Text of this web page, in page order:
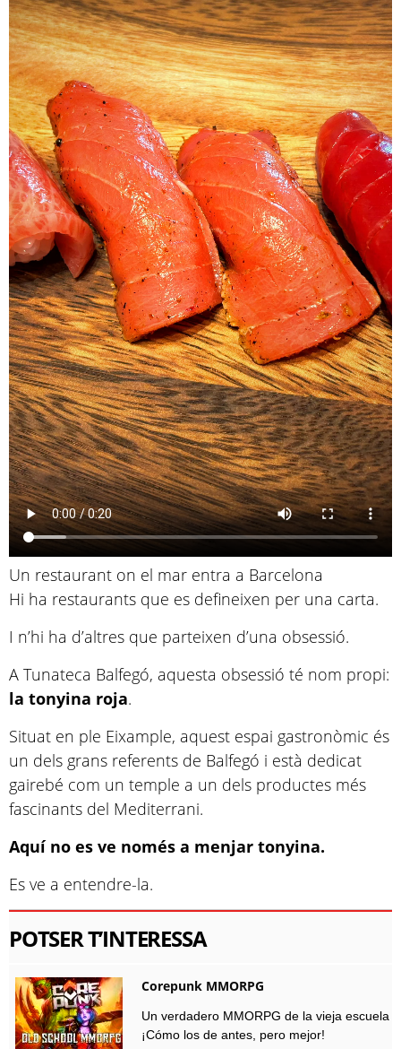
Un restaurant on el mar entra a Barcelona
Hi ha restaurants que es defineixen per una carta.
I n’hi ha d’altres que parteixen d’una obsessió.
A Tunateca Balfegó, aquesta obsessió té nom propi:
la tonyina roja.
Situat en ple Eixample, aquest espai gastronòmic és
un dels grans referents de Balfegó i està dedicat
gairebé com un temple a un dels productes més
fascinants del Mediterrani.
Aquí no es ve només a menjar tonyina.
Es ve a entendre-la.
POTSER T’INTERESSA
Corepunk MMORPG
Un verdadero MMORPG de la vieja escuela
¡Cómo los de antes, pero mejor!